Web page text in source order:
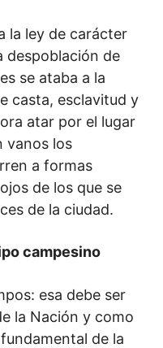
la ley de carácter
despoblación de
se ataba a la
casta, esclavitud y
atar por el lugar
vanos los
a formas
de los que se
de la ciudad.
campesino
esa debe ser
la Nación y como
de la